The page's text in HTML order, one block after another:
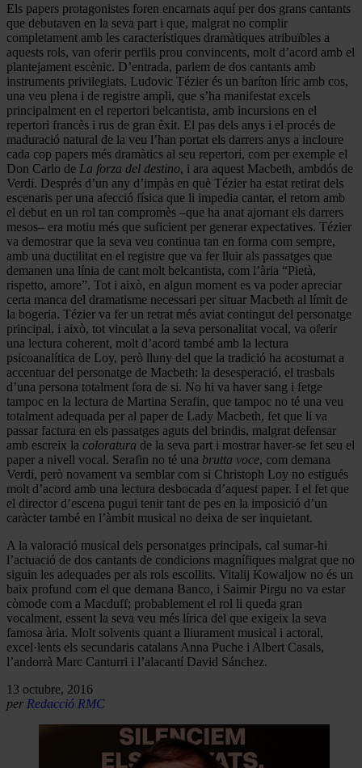
Els papers protagonistes foren encarnats aquí per dos grans cantants
que debutaven en la seva part i que, malgrat no complir
completament amb les característiques dramàtiques atribuïbles a
aquests rols, van oferir perfils prou convincents, molt d’acord amb el
plantejament escènic. D’entrada, parlem de dos cantants amb
instruments privilegiats. Ludovic Tézier és un baríton líric amb cos,
una veu plena i de registre ampli, que s’ha manifestat excels
principalment en el repertori belcantista, amb incursions en el
repertori francès i rus de gran èxit. El pas dels anys i el procés de
maduració natural de la veu l’han portat els darrers anys a incloure
cada cop papers més dramàtics al seu repertori, com per exemple el
Don Carlo de La forza del destino, i ara aquest Macbeth, ambdós de
Verdi. Després d’un any d’impàs en què Tézier ha estat retirat dels
escenaris per una afecció física que li impedia cantar, el retorn amb
el debut en un rol tan compromès –que ha anat ajornant els darrers
mesos– era motiu més que suficient per generar expectatives. Tézier
va demostrar que la seva veu continua tan en forma com sempre,
amb una ductilitat en el registre que va fer lluir als passatges que
demanen una línia de cant molt belcantista, com l’ària “Pietà,
rispetto, amore”. Tot i això, en algun moment es va poder apreciar
certa manca del dramatisme necessari per situar Macbeth al límit de
la bogeria. Tézier va fer un retrat més aviat contingut del personatge
principal, i això, tot vinculat a la seva personalitat vocal, va oferir
una lectura coherent, molt d’acord també amb la lectura
psicoanalítica de Loy, però lluny del que la tradició ha acostumat a
accentuar del personatge de Macbeth: la desesperació, el trasbals
d’una persona totalment fora de si. No hi va haver sang i fetge
tampoc en la lectura de Martina Serafin, que tampoc no té una veu
totalment adequada per al paper de Lady Macbeth, fet que li va
passar factura en els passatges aguts del brindis, malgrat defensar
amb escreix la coloratura de la seva part i mostrar haver-se fet seu el
paper a nivell vocal. Serafin no té una brutta voce, com demana
Verdi, però novament va semblar com si Christoph Loy no estigués
molt d’acord amb una lectura desbocada d’aquest paper. I el fet que
el director d’escena pugui tenir tant de pes en la imposició d’un
caràcter també en l’àmbit musical no deixa de ser inquietant.
A la valoració musical dels personatges principals, cal sumar-hi
l’actuació de dos cantants de condicions magnífiques malgrat que no
siguin les adequades per als rols escollits. Vitalij Kowaljow no és un
baix profund com el que demana Banco, i Saimir Pirgu no va estar
còmode com a Macduff; probablement el rol li queda gran
vocalment, essent la seva veu més lírica del que exigeix la seva
famosa ària. Molt solvents quant a lliurament musical i actoral,
excel·lents els secundaris catalans Anna Puche i Albert Casals,
l’andorrà Marc Canturri i l’alacantí David Sánchez.
13 octubre, 2016
per Redacció RMC